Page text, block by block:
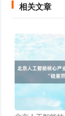
相关文章